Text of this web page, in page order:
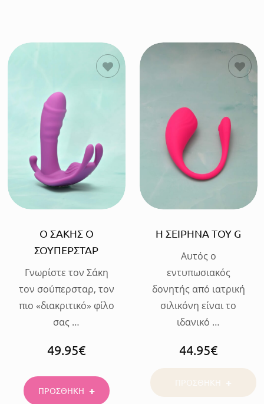
ΠΡΟΣΘΗΚΗ
Ο ΣΑΚΗΣ Ο
ΣΟΥΠΕΡΣΤΑΡ
Γνωρίστε τον Σάκη
τον σούπερσταρ, τον
πιο «διακριτικό» φίλο
σας …
49.95€
ΠΡΟΣΘΗΚΗ
ΠΡΟΣΘΗΚΗ
Η ΣΕΙΡΗΝΑ ΤΟΥ G
Αυτός ο
εντυπωσιακός
δονητής από ιατρική
σιλικόνη είναι το
ιδανικό …
44.95€
ΠΡΟΣΘΗΚΗ